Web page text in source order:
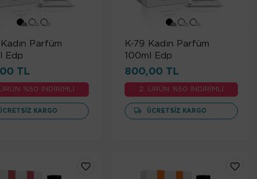
Parfüm
Edp
TL
%50 İNDİRİMLİ
KARGO
K-79 Kadın Parfüm
100ml Edp
800,00 TL
2. ÜRÜN %50 İNDİRİMLİ
ÜCRETSIZ KARGO